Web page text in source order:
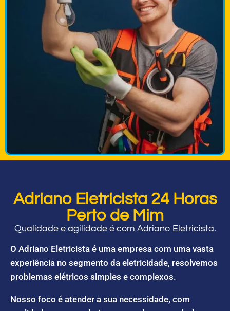
Adriano Eletricista 24 Horas
Perto de Mim
Qualidade e agilidade é com Adriano Eletricista.
O Adriano Eletricista é uma empresa com uma vasta
experiência no segmento da eletricidade, resolvemos
problemas elétricos simples e complexos.
Nosso foco é atender a sua necessidade, com